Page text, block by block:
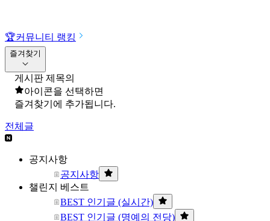
🏆커뮤니티 랭킹
즐겨찾기
게시판 제목의
아이콘을 선택하면
즐겨찾기에 추가됩니다.
전체글
공지사항
공지사항
챌린지 베스트
BEST 인기글 (실시간)
BEST 인기글 (명예의 전당)